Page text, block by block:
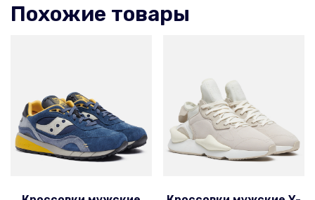
Похожие товары